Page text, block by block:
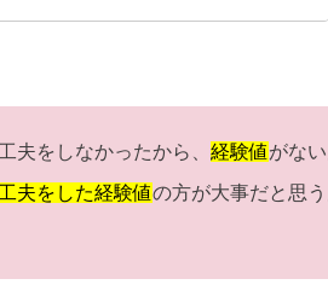
夫をしなかったから、 経験値がな
夫をした経験値の方が大事だと思う